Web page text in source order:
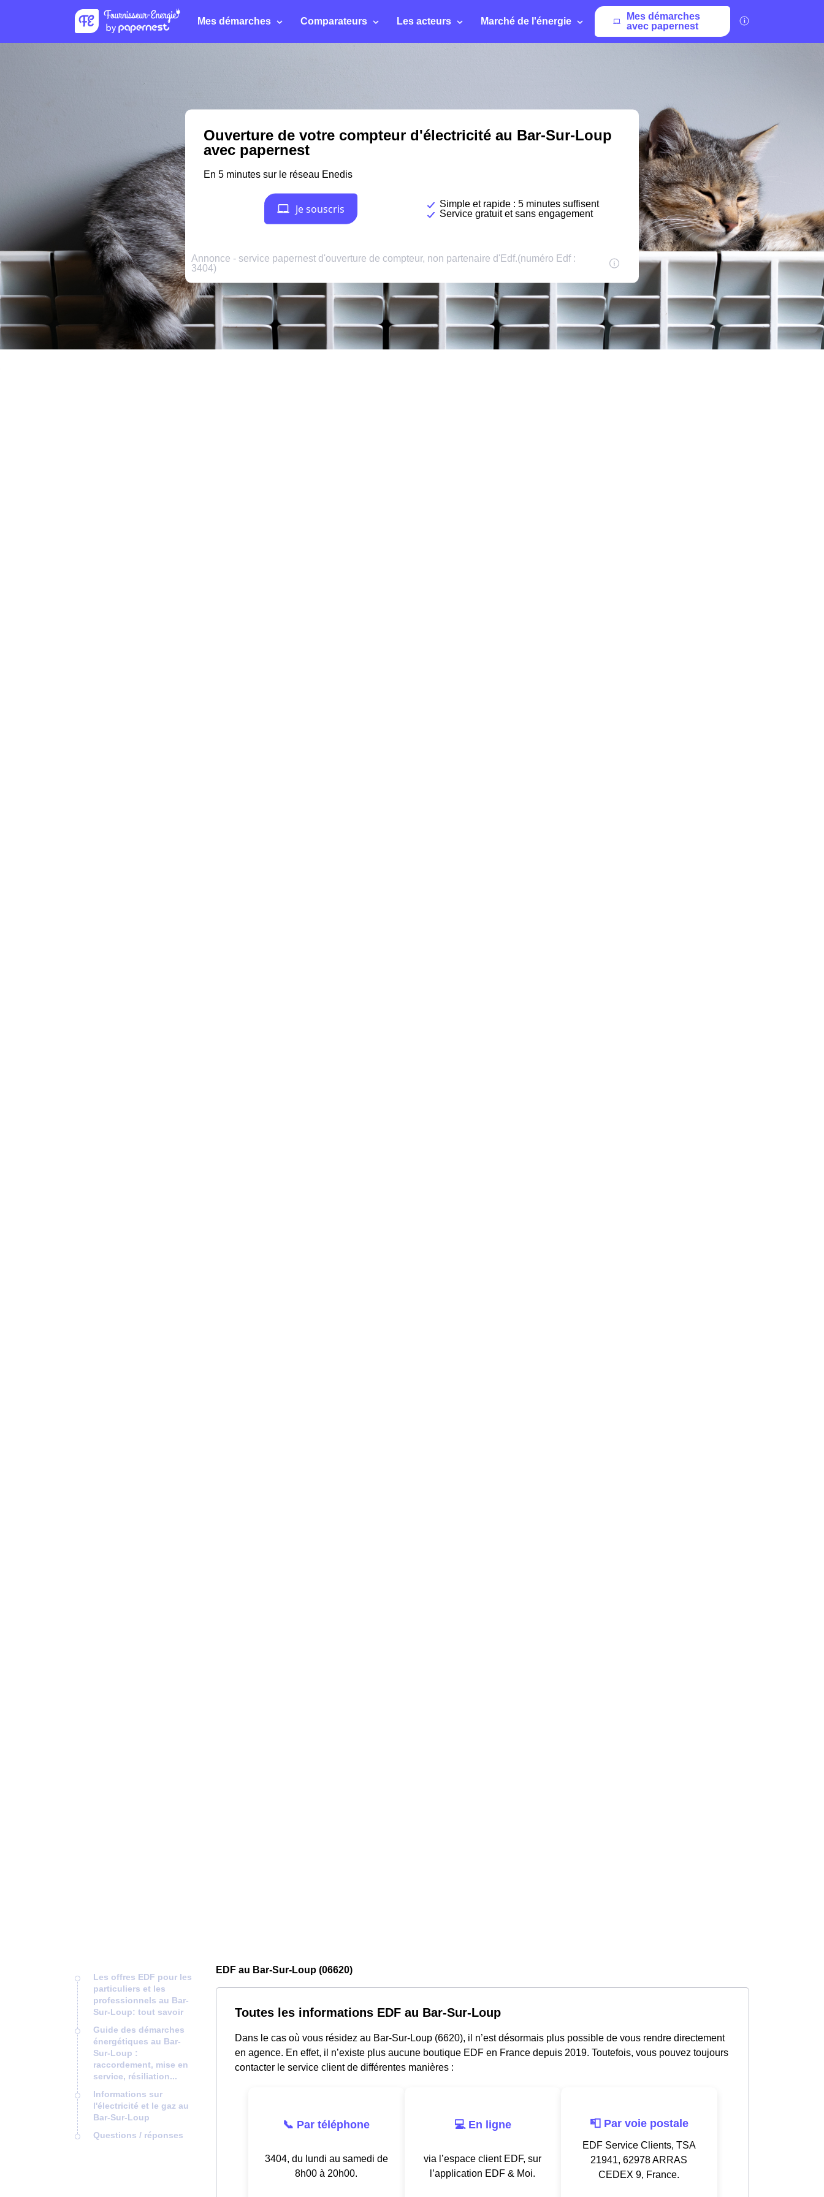
Mes démarches Comparateurs Les acteurs Marché de l'énergie
Mes démarches
avec papernest
Les offres EDF pour les
particuliers et les
professionnels au Bar-
Sur-Loup: tout savoir
Guide des démarches
énergétiques au Bar-
Sur-Loup :
raccordement, mise en
service, résiliation...
Informations sur
l'électricité et le gaz au
Bar-Sur-Loup
Questions / réponses
EDF au Bar-Sur-Loup (06620)
Toutes les informations EDF au Bar-Sur-Loup
Dans le cas où vous résidez au Bar-Sur-Loup (6620), il n’est désormais plus possible de vous rendre directement
en agence. En effet, il n’existe plus aucune boutique EDF en France depuis 2019. Toutefois, vous pouvez toujours
contacter le service client de différentes manières :
📞 Par téléphone
3404, du lundi au samedi de
8h00 à 20h00.
💻 En ligne
via l’espace client EDF, sur
l’application EDF & Moi.
📮 Par voie postale
EDF Service Clients, TSA
21941, 62978 ARRAS
CEDEX 9, France.